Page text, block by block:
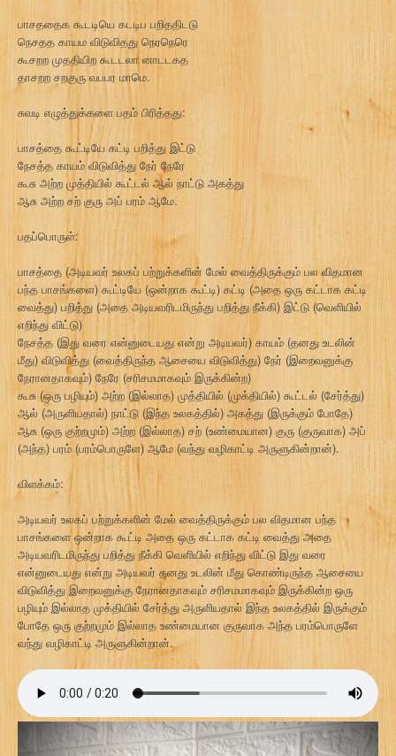
பாசததைக கூடடியெ கடடிப பறிததிடடு
நெசதத காயம விடுவிதது நெரநெரெ
கூசறற முததியிற கூடடலா னாடடகத
தாசறற சறகுரு வபபர மாமெ.
சுவடி எழுத்துக்களை பதம் பிரித்தது:
பாசத்தை கூட்டியே கட்டி பறித்து இட்டு
நேசத்த காயம் விடுவித்து நேர் நேரே
கூசு அற்ற முத்தியில் கூட்டல் ஆல் நாட்டு அகத்து
ஆசு அற்ற சற் குரு அப் பரம் ஆமே.
பதப்பொருள்:
பாசத்தை (அடியவர் உலகப் பற்றுக்களின் மேல் வைத்திருக்கும் பல விதமான
பந்த பாசங்களை) கூட்டியே (ஒன்றாக கூட்டி) கட்டி (அதை ஒரு கட்டாக கட்டி
வைத்து) பறித்து (அதை அடியவரிடமிருந்து பறித்து நீக்கி) இட்டு (வெளியில்
எறிந்து விட்டு)
நேசத்த (இது வரை என்னுடையது என்று அடியவர்) காயம் (தனது உடலின்
மீது) விடுவித்து (வைத்திருந்த ஆசையை விடுவித்து) நேர் (இறைவனுக்கு
நேரானதாகவும்) நேரே (சரிசமமாகவும் இருக்கின்ற)
கூசு (ஒரு பழியும்) அற்ற (இல்லாத) முத்தியில் (முக்தியில்) கூட்டல் (சேர்த்து)
ஆல் (அருளியதால்) நாட்டு (இந்த உலகத்தில்) அகத்து (இருக்கும் போதே)
ஆசு (ஒரு குற்றமும்) அற்ற (இல்லாத) சற் (உண்மையான) குரு (குருவாக) அப்
(அந்த) பரம் (பரம்பொருளே) ஆமே (வந்து வழிகாட்டி அருளுகின்றான்).
விளக்கம்:
அடியவர் உலகப் பற்றுக்களின் மேல் வைத்திருக்கும் பல விதமான பந்த
பாசங்களை ஒன்றாக கூட்டி அதை ஒரு கட்டாக கட்டி வைத்து அதை
அடியவரிடமிருந்து பறித்து நீக்கி வெளியில் எறிந்து விட்டு இது வரை
என்னுடையது என்று அடியவர் தனது உடலின் மீது கொண்டிருந்த ஆசையை
விடுவித்து இறைவனுக்கு நேரானதாகவும் சரிசமமாகவும் இருக்கின்ற ஒரு
பழியும் இல்லாத முக்தியில் சேர்த்து அருளியதால் இந்த உலகத்தில் இருக்கும்
போதே ஒரு குற்றமும் இல்லாத உண்மையான குருவாக அந்த பரம்பொருளே
வந்து வழிகாட்டி அருளுகின்றான்.